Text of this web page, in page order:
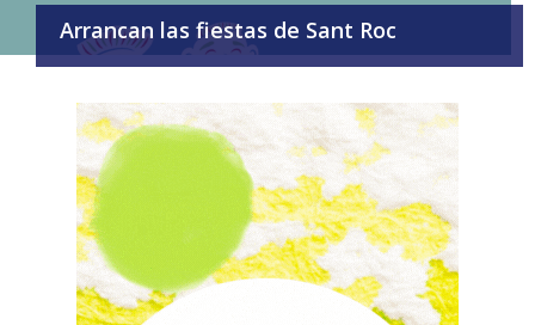
Arrancan las fiestas de Sant Roc